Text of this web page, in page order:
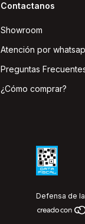
Contactanos
Showroom
Atención por
Preguntas
¿Cómo comprar?
Defensa de